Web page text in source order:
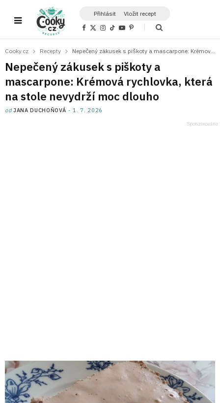
Přihlásit Vložit recept
F
b
o
k
X
i
t
e
r
)
I
a
r
a
m
T
o
Y
u
e
P
e
e
s
Cooky.cz Recepty
Nepečený zákusek s piškoty a
mascarpone: Krémová rychlovka, která
na stole nevydrží moc dlouho
odJANA DUCHOŇOVÁ 1. 7. 2026